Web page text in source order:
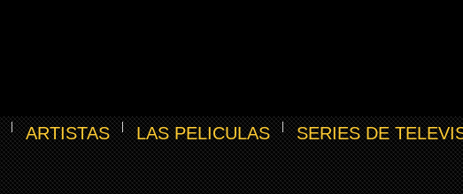
ARTISTAS LAS PELICULAS SERIES DE